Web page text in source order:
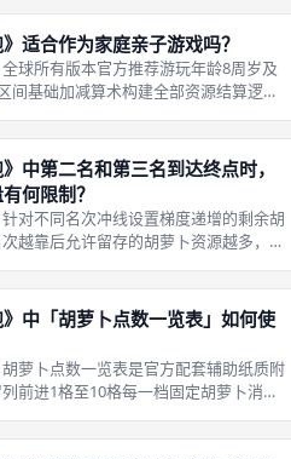
免单一玩家囤积海量胡萝卜无脑冲线，
录该变体，
》适合作为家庭亲子游戏吗？
全球所有版本官方推荐游玩年龄8周岁及
间基础加减算术构建全部资源结算逻
负面内容，兼具益智教学与休闲博弈双
都桌游圈内公认口
》中第二名和第三名到达终点时，
何限制？
针对不同名次冲线设置梯度递增的剩余胡
越靠后允许留存的胡萝卜资源越多，第
五名50点，梯度数值为官方固定常量，
式统一执
》中「胡萝卜点数一览表」如何使
胡萝卜点数一览表是官方配套辅助纸质附
前进1格至10格每一档固定胡萝卜消耗
算失误，新手、亲子家庭游玩时必备辅